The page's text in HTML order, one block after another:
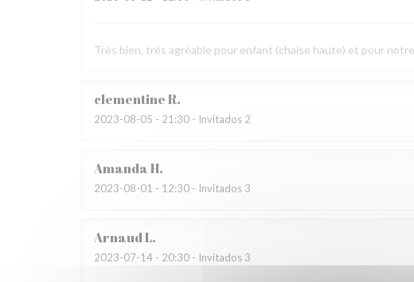
Très bien, très agréable pour enfant (chaise haute) et pour
clementineR
2023-08-05 - 21:30 - Invitados 2
AmandaH
2023-08-01 - 12:30 - Invitados 3
ArnaudL
2023-07-14 - 20:30 - Invitados 3